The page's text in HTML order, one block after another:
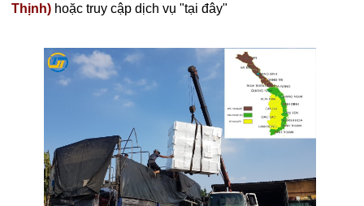
Thịnh) hoặc truy cập dịch vụ "tại đây"